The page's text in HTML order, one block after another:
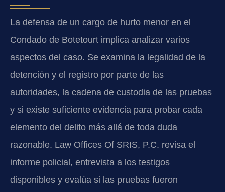
La defensa de un cargo de hurto menor en el
Condado de Botetourt implica analizar varios
aspectos del caso. Se examina la legalidad de la
detención y el registro por parte de las
autoridades, la cadena de custodia de las pruebas
y si existe suficiente evidencia para probar cada
elemento del delito más allá de toda duda
razonable. Law Offices Of SRIS, P.C. revisa el
informe policial, entrevista a los testigos
disponibles y evalúa si las pruebas fueron